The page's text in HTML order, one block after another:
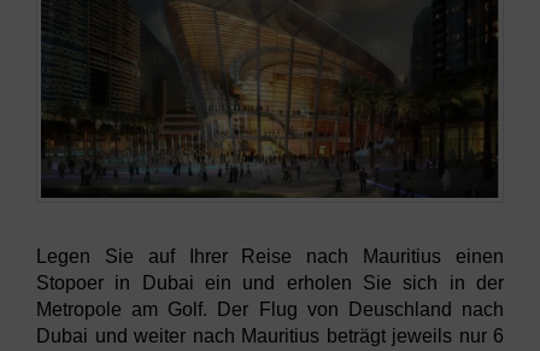
Legen Sie auf Ihrer Reise nach Mauritius einen
Stopoer in Dubai ein und erholen Sie sich in der
Metropole am Golf. Der Flug von Deuschland nach
Dubai und weiter nach Mauritius beträgt jeweils nur 6